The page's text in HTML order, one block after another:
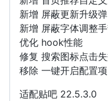
新增 屏蔽更新升级
新增 屏蔽字体调整
优化 hook性能
修复 搜索图标点击
移除 一键开启配置项
适配贴吧 22.5.3.0